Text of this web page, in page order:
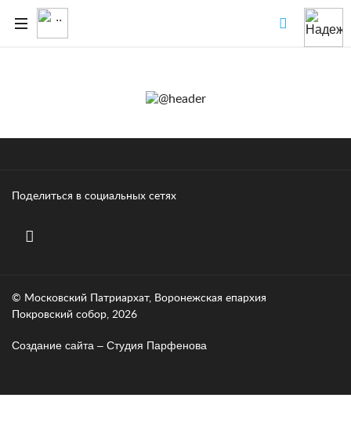
Поделиться в социальных сетях
© Московский Патриархат, Воронежcкая епархия
Покровский собор, 2026
Создание сайта – Cтудия Парфенова